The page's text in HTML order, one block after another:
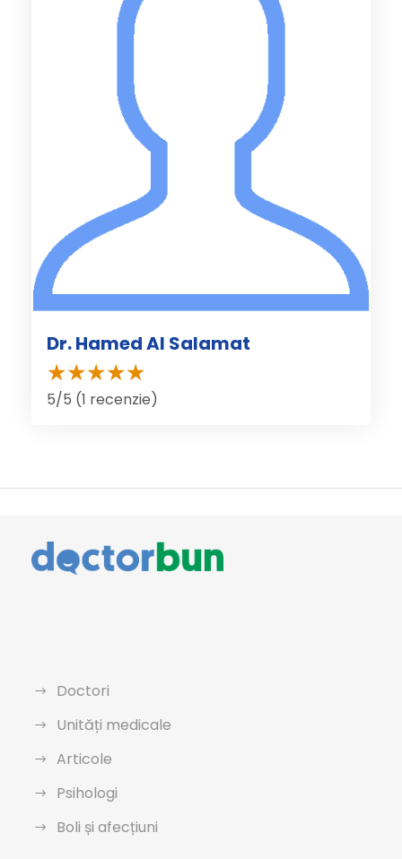
Dr. Hamed Al Salamat
5/5 (1 recenzie)
Doctori
Unități medicale
Articole
Psihologi
Boli și afecțiuni